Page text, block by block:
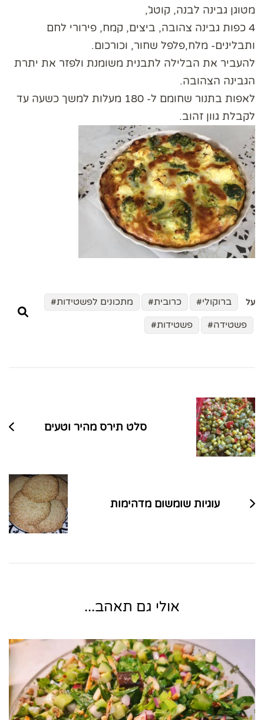
מטוגן גבינה לבנה, קוטג',
4 כפות גבינה צהובה, ביצים, קמח, פירורי לחם
ותבלינים- מלח,פלפל שחור, וכורכום.
להעביר את הבלילה לתבנית משומנת ולפזר את יתרת
הגבינה הצהובה.
לאפות בתנור שחומם ל- 180 מעלות למשך כשעה עד
לקבלת גוון זהוב.
על ברוקולי כרובית
מתכונים לפשטידות
פשטידה
פשטידות
בפוסטים
סלט תירס מהיר וטעים
עוגיות שומשום מדהימות
אולי גם תאהב...